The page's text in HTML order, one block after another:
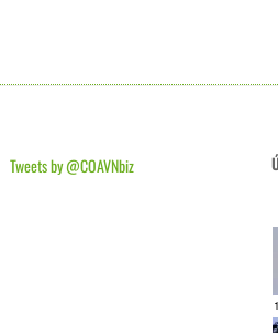
Tweets by @COAVNbiz